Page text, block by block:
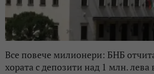
Все повече милионери: БНБ
хората с депозити над 1 млн. лева